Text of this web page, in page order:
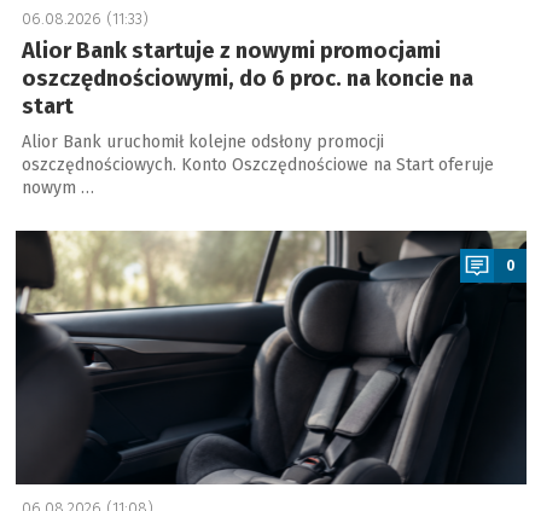
06.08.2026 (11:33)
Alior Bank startuje z nowymi promocjami
oszczędnościowymi, do 6 proc. na koncie na
start
Alior Bank uruchomił kolejne odsłony promocji
oszczędnościowych. Konto Oszczędnościowe na Start oferuje
nowym …
a
0